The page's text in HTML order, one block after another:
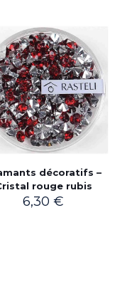
décoratifs –
rouge rubis
6,30€